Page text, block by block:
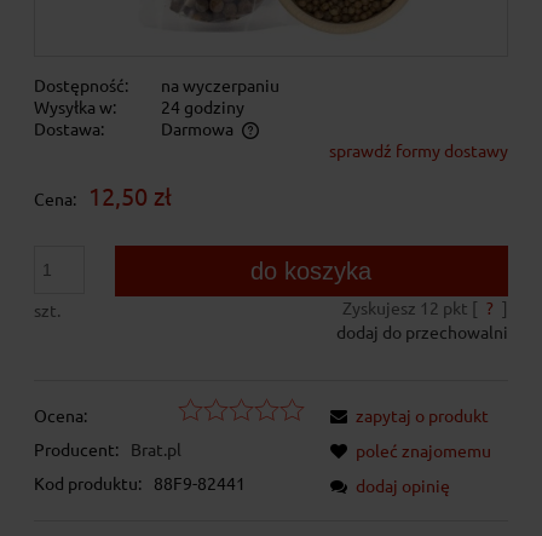
Dostępność:
na wyczerpaniu
Wysyłka w:
24 godziny
Dostawa:
Darmowa
Cena nie zawiera ewentualnych kosztów płatnościsprawdź formy dostawy
Cena: 12,50 zł
szt.
do koszyka
Zyskujesz 12 pkt [ ? ]
dodaj do przechowalni
Ocena:
Producent:
Brat.pl
Kod produktu:
88F9-82441
zapytaj o produkt
poleć znajomemu
dodaj opinię